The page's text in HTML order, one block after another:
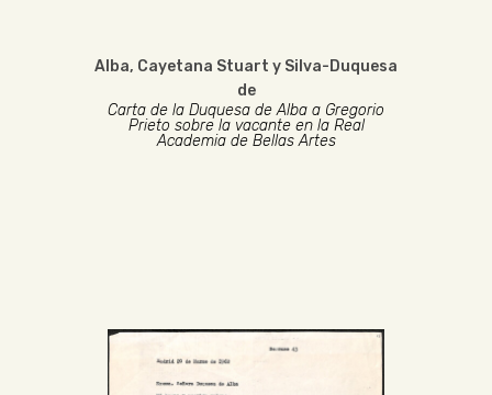
Alba, Cayetana Stuart y Silva-Duquesa
de
Carta de la Duquesa de Alba a Gregorio
Prieto sobre la vacante en la Real
Academia de Bellas Artes